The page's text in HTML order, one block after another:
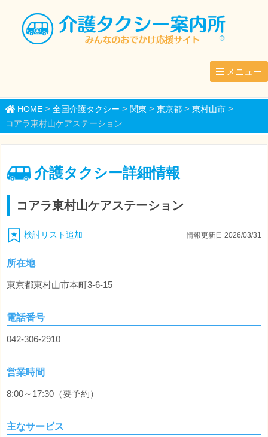
メニュー
HOME> 全国介護タクシー > 関東 > 東京都> 東村山市>
コアラ東村山ケアステーション
介護タクシー詳細情報
コアラ東村山ケアステーション
検討リスト追加 情報更新日 2026/03/31
所在地
東京都東村山市本町3-6-15
電話番号
042-306-2910
営業時間
8:00～17:30（要予約）
主なサービス